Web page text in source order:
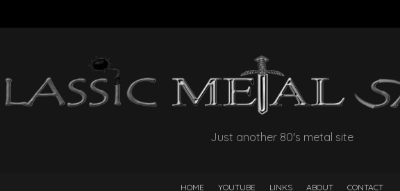
Just another 80's metal site
HOME YOUTUBE LINKS ABOUT CONTACT